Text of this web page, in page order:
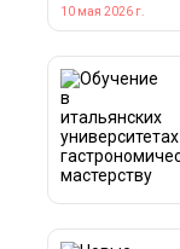
10 мая 2026 г.